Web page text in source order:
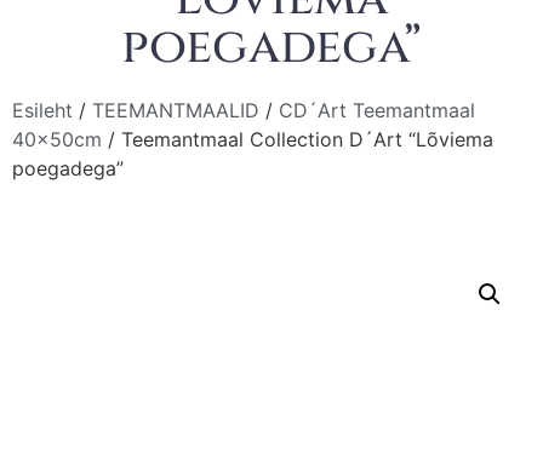
poegadega”
Esileht / TEEMANTMAALID / CD´Art Teemantmaal
40x50cm / Teemantmaal Collection D´Art “Lõviema
poegadega”